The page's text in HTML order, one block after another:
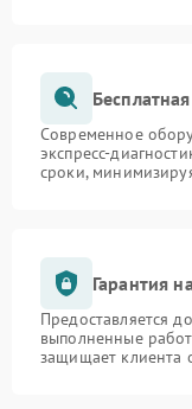
Современное
экспресс-
сроки,
Гарантия
Предоставляется
выполненные
защищает клиента